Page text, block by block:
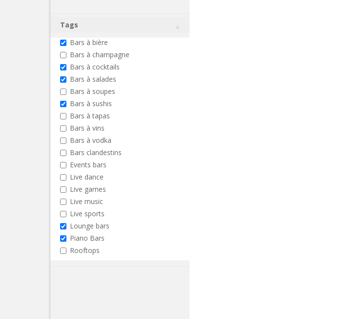
Tags
Bars à bière
Bars à champagne
Bars à cocktails
Bars à salades
Bars à soupes
Bars à sushis
Bars à tapas
Bars à vins
Bars à vodka
Bars clandestins
Events bars
Live dance
Live games
Live music
Live sports
Lounge bars
Piano Bars
Rooftops